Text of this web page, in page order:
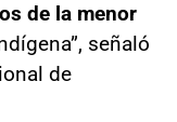
de la menor
señaló
de